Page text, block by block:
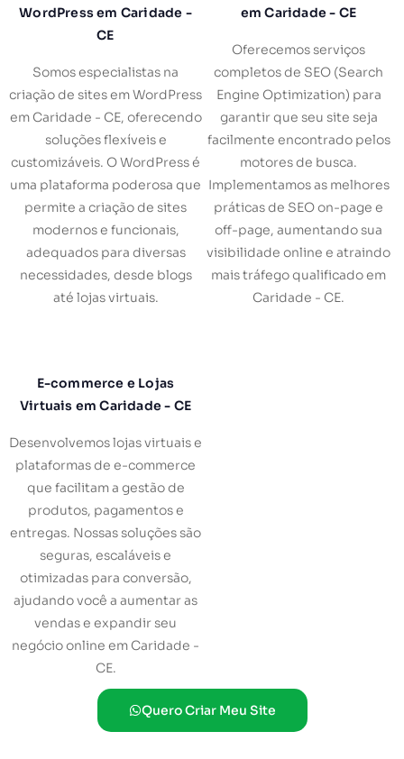
WordPress em Caridade -
CE
Somos especialistas na
criação de sites em WordPress
em Caridade - CE, oferecendo
soluções flexíveis e
customizáveis. O WordPress é
uma plataforma poderosa que
permite a criação de sites
modernos e funcionais,
adequados para diversas
necessidades, desde blogs
até lojas virtuais.
em Caridade - CE
Oferecemos serviços
completos de SEO (Search
Engine Optimization) para
garantir que seu site seja
facilmente encontrado pelos
motores de busca.
Implementamos as melhores
práticas de SEO on-page e
off-page, aumentando sua
visibilidade online e atraindo
mais tráfego qualificado em
Caridade - CE.
E-commerce e Lojas
Virtuais em Caridade - CE
Desenvolvemos lojas virtuais e
plataformas de e-commerce
que facilitam a gestão de
produtos, pagamentos e
entregas. Nossas soluções são
seguras, escaláveis e
otimizadas para conversão,
ajudando você a aumentar as
vendas e expandir seu
negócio online em Caridade -
CE.
Quero Criar Meu Site